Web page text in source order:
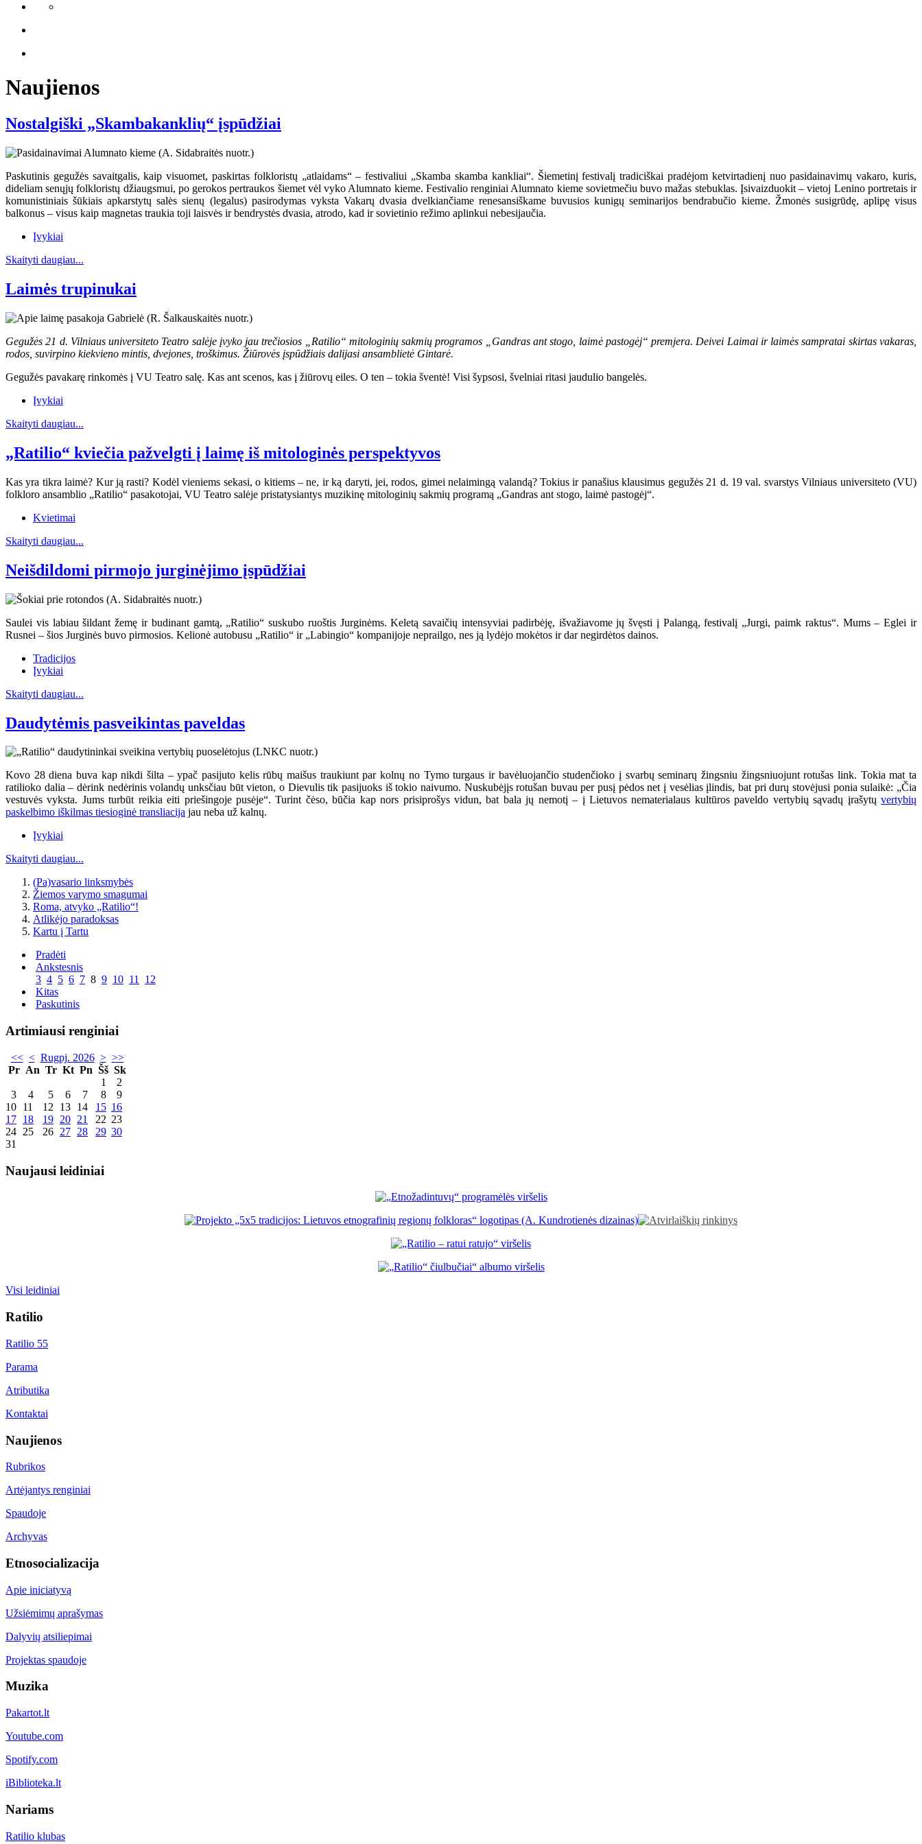
Naujienos
Nostalgiški „Skambakanklių“ įspūdžiai
Paskutinis gegužės savaitgalis, kaip visuomet, paskirtas folkloristų „atlaidams“ – festivaliui „Skamba skamba kankliai“. Šiemetinį festivalį tradiciškai pradėjom ketvirtadienį nuo pasidainavimų vakaro, kuris,
dideliam senųjų folkloristų džiaugsmui, po gerokos pertraukos šiemet vėl vyko Alumnato kieme. Festivalio renginiai Alumnato kieme sovietmečiu buvo mažas stebuklas. Įsivaizduokit – vietoj Lenino portretais ir
komunistiniais šūkiais apkarstytų salės sienų (legalus) pasirodymas vyksta Vakarų dvasia dvelkiančiame renesansiškame buvusios kunigų seminarijos bendrabučio kieme. Žmonės susigrūdę, aplipę visus
balkonus – visus kaip magnetas traukia toji laisvės ir bendrystės dvasia, atrodo, kad ir sovietinio režimo aplinkui nebesijaučia.
Įvykiai
Skaityti daugiau...
Laimės trupinukai
Gegužės 21 d. Vilniaus universiteto Teatro salėje įvyko jau trečiosios „Ratilio“ mitologinių sakmių programos „Gandras ant stogo, laimė pastogėj“ premjera. Deivei Laimai ir laimės sampratai skirtas vakaras,
rodos, suvirpino kiekvieno mintis, dvejones, troškimus. Žiūrovės įspūdžiais dalijasi ansamblietė Gintarė.
Gegužės pavakarę rinkomės į VU Teatro salę. Kas ant scenos, kas į žiūrovų eiles. O ten – tokia šventė! Visi šypsosi, švelniai ritasi jaudulio bangelės.
Įvykiai
Skaityti daugiau...
„Ratilio“ kviečia pažvelgti į laimę iš mitologinės perspektyvos
Kas yra tikra laimė? Kur ją rasti? Kodėl vieniems sekasi, o kitiems – ne, ir ką daryti, jei, rodos, gimei nelaimingą valandą? Tokius ir panašius klausimus gegužės 21 d. 19 val. svarstys Vilniaus universiteto (VU)
folkloro ansamblio „Ratilio“ pasakotojai, VU Teatro salėje pristatysiantys muzikinę mitologinių sakmių programą „Gandras ant stogo, laimė pastogėj“.
Kvietimai
Skaityti daugiau...
Neišdildomi pirmojo jurginėjimo įspūdžiai
Saulei vis labiau šildant žemę ir budinant gamtą, „Ratilio“ suskubo ruoštis Jurginėms. Keletą savaičių intensyviai padirbėję, išvažiavome jų švęsti į Palangą, festivalį „Jurgi, paimk raktus“. Mums – Eglei ir
Rusnei – šios Jurginės buvo pirmosios. Kelionė autobusu „Ratilio“ ir „Labingio“ kompanijoje neprailgo, nes ją lydėjo mokėtos ir dar negirdėtos dainos.
Tradicijos
Įvykiai
Skaityti daugiau...
Daudytėmis pasveikintas paveldas
Kovo 28 diena buva kap nikdi šilta – ypač pasijuto kelis rūbų maišus traukiunt par kolnų no Tymo turgaus ir bavėluojančio studenčioko į svarbų seminarų žingsniu žingsniuojunt rotušas link. Tokia mat ta
ratilioko dalia – dėrink nedėrinis volandų unksčiau būt vieton, o Dievulis tik pasijuoks iš tokio naivumo. Nuskubėjįs rotušan buvau per pusį pėdos net į vesėlias įlindis, bat pri durų stovėjusi ponia sulaikė: „Čia
vestuvės vyksta. Jums turbūt reikia eiti priešingoje pusėje“. Turint čėso, būčia kap nors prisiprošys vidun, bat bala jų nemotį – į Lietuvos nematerialaus kultūros paveldo vertybių sąvadų įrašytų vertybių
paskelbimo iškilmas tiesioginė transliacija jau neba už kalnų.
Įvykiai
Skaityti daugiau...
(Pa)vasario linksmybės
Žiemos varymo smagumai
Roma, atvyko „Ratilio“!
Atlikėjo paradoksas
Kartu į Tartu
Pradėti
Ankstesnis
3 4 5 6 7 8 9 10 11 12
Kitas
Paskutinis
Artimiausi renginiai
<< < Rugpj. 2026 > >>
Pr An Tr Kt Pn Šš Sk
1
2
3
4 5 6 7 8
9
10 11 12 13 14 15 16
17 18 19 20 21 22 23
24 25 26 27 28 29 30
31
Naujausi leidiniai
Visi leidiniai
Ratilio
Ratilio 55
Parama
Atributika
Kontaktai
Naujienos
Rubrikos
Artėjantys renginiai
Spaudoje
Archyvas
Etnosocializacija
Apie iniciatyvą
Užsiėmimų aprašymas
Dalyvių atsiliepimai
Projektas spaudoje
Muzika
Pakartot.lt
Youtube.com
Spotify.com
iBiblioteka.lt
Nariams
Ratilio klubas